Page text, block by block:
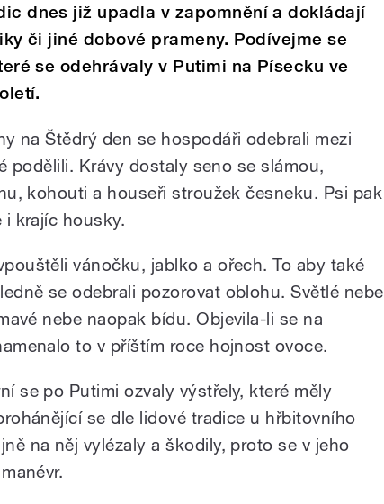
dnes již upadla v zapomnění a dokládají
či jiné dobové prameny. Podívejme se
se odehrávaly v Putimi na Písecku ve
na Štědrý den se hospodáři odebrali mezi
podělili. Krávy dostaly seno se slámou,
kohouti a houseři stroužek česneku. Psi pak
i krajíc housky.
vánočku, jablko a ořech. To aby také
se odebrali pozorovat oblohu. Světlé nebe
nebe naopak bídu. Objevila-li se na
to v příštím roce hojnost ovoce.
se po Putimi ozvaly výstřely, které měly
se dle lidové tradice u hřbitovního
na něj vylézaly a škodily, proto se v jeho